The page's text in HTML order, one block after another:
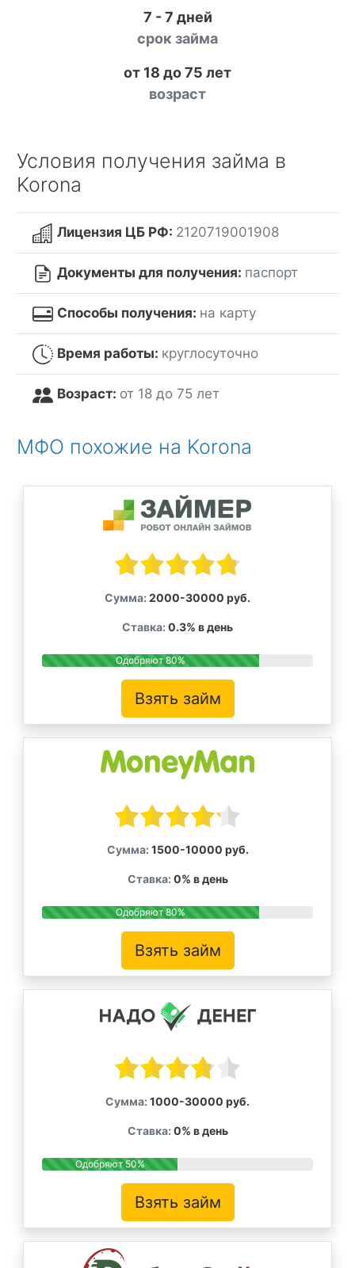
7 - 7 дней
срок займа
от 18 до 75 лет
возраст
Условия получения займа в
Korona
Лицензия ЦБ РФ: 2120719001908
Документы для получения: паспорт
Способы получения: на карту
Время работы: круглосуточно
Возраст: от 18 до 75 лет
МФО похожие на Korona
Сумма: 2000-30000 руб.
Ставка: 0.3% в день
Одобряют 80%
Взять займ
Сумма: 1500-10000 руб.
Ставка: 0% в день
Одобряют 80%
Взять займ
Сумма: 1000-30000 руб.
Ставка: 0% в день
Одобряют 50%
Взять займ